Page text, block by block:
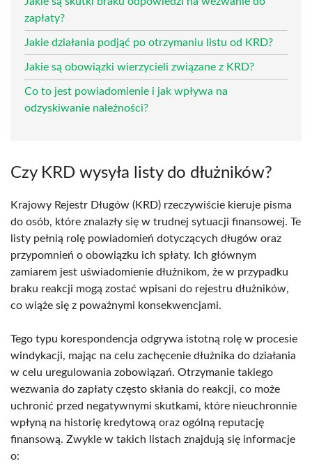
zapłaty?
Jakie działania podjąć po otrzymaniu listu od KRD?
Jakie są obowiązki wierzycieli związane z KRD?
Co to jest powiadomienie i jak wpływa na
odzyskiwanie należności?
Czy KRD wysyła listy do dłużników?
Krajowy Rejestr Długów (KRD) rzeczywiście kieruje pisma
do osób, które znalazły się w trudnej sytuacji finansowej. Te
listy pełnią rolę powiadomień dotyczących długów oraz
przypomnień o obowiązku ich spłaty. Ich głównym
zamiarem jest uświadomienie dłużnikom, że w przypadku
braku reakcji mogą zostać wpisani do rejestru dłużników,
co wiąże się z poważnymi konsekwencjami.
Tego typu korespondencja odgrywa istotną rolę w procesie
windykacji, mając na celu zachęcenie dłużnika do działania
w celu uregulowania zobowiązań. Otrzymanie takiego
wezwania do zapłaty często skłania do reakcji, co może
uchronić przed negatywnymi skutkami, które nieuchronnie
wpłyną na historię kredytową oraz ogólną reputację
finansową. Zwykle w takich listach znajdują się informacje
o: